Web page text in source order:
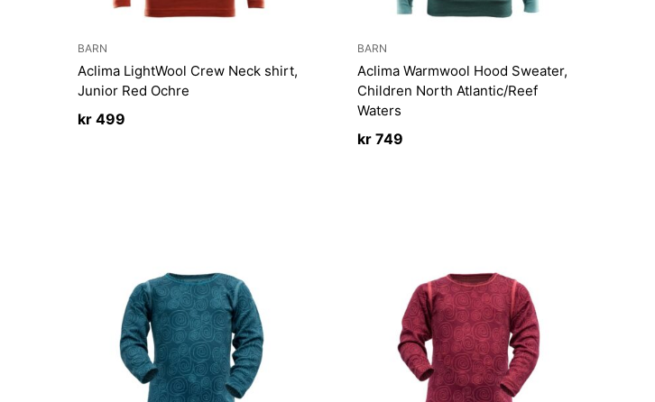
BARN
Aclima LightWool Crew Neck shirt,
Junior Red Ochre
kr499
BARN
Aclima Warmwool Hood Sweater,
Children North Atlantic/Reef
Waters
kr749